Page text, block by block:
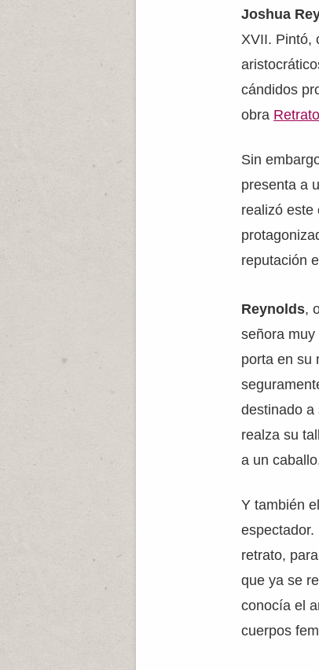
Joshua
XVII. Pintó,
cándidos
obra
Sin
presenta a
realizó este
reputación
Reynolds,
señora
porta en su
destinado a
realza su
a un
Y también
retrato,
que ya se
conocía el
cuerpos